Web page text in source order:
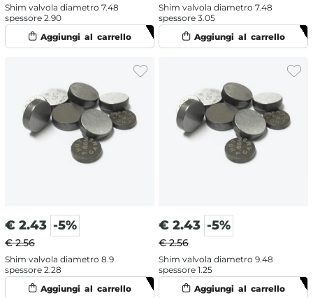
Shim valvola diametro 7.48
spessore 2.90
Shim valvola diametro 7.48
spessore 3.05
€ 2.43 -5%
€ 2.56
Shim valvola diametro 8.9
spessore 2.28
€ 2.43 -5%
€ 2.56
Shim valvola diametro 9.48
spessore 1.25